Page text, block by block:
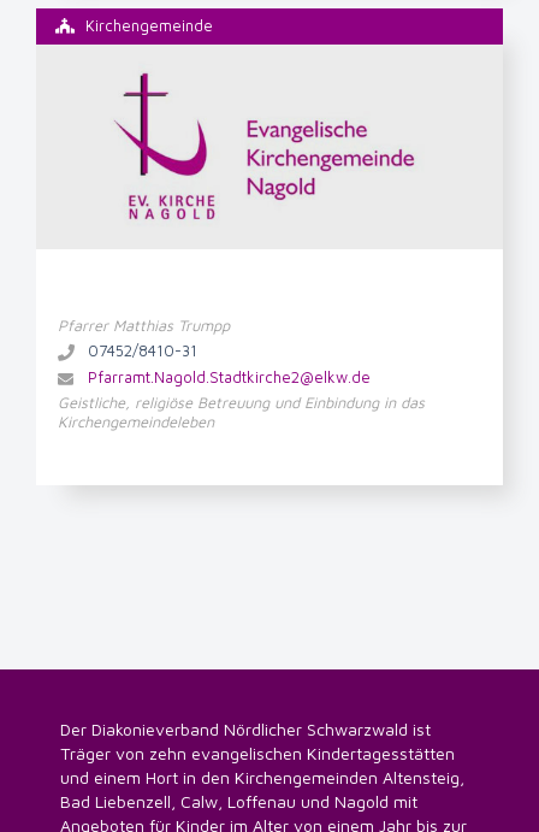
Kirchengemeinde
Pfarrer Matthias Trumpp
07452/8410-31
Pfarramt.Nagold.Stadtkirche2@elkw.de
Geistliche, religiöse Betreuung und Einbindung in das
Kirchengemeindeleben
Der Diakonieverband Nördlicher Schwarzwald ist
Träger von zehn evangelischen Kindertagesstätten
und einem Hort in den Kirchengemeinden Altensteig,
Bad Liebenzell, Calw, Loffenau und Nagold mit
Angeboten für Kinder im Alter von einem Jahr bis zur